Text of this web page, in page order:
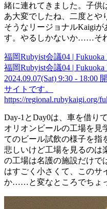
緒に連れてきました。子供
あ大変でしたね、二度とや
そうなリージョナルKaigi
す。やるしかないか……そ
福岡Rubyist会議04 |
福岡Rubyist会議04 |
2024.09.07(Sat) 9:30 - 18:00
サイトです。
https://regional.rubykaigi.org/
Day-1とDay0は、車を借り
オリオンビールの工場を見
てのビール試飲の様子を指
悲しいけど工場を見るのは
の工場は名護の施設だけで
はすごく小さくて、このサ
か……と変なところでちょ